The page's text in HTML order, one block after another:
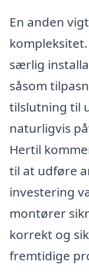
En anden
særlig
såsom
tilslutning til
naturligvis
Hertil
til at udføre
investering
montører
korrekt og
fremtidige